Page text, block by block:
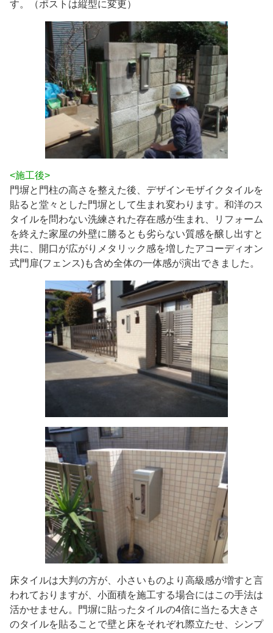
す。（ポストは縦型に変更）
<施工後>
門塀と門柱の高さを整えた後、デザインモザイクタイルを
貼ると堂々とした門塀として生まれ変わります。和洋のス
タイルを問わない洗練された存在感が生まれ、リフォーム
を終えた家屋の外壁に勝るとも劣らない質感を醸し出すと
共に、開口が広がりメタリック感を増したアコーディオン
式門扉(フェンス)も含め全体の一体感が演出できました。
床タイルは大判の方が、小さいものより高級感が増すと言
われておりますが、小面積を施工する場合にはこの手法は
活かせません。門塀に貼ったタイルの4倍に当たる大きさ
のタイルを貼ることで壁と床をそれぞれ際立たせ、シンプ